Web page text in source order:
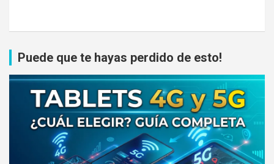
Puede que te hayas perdido de esto!